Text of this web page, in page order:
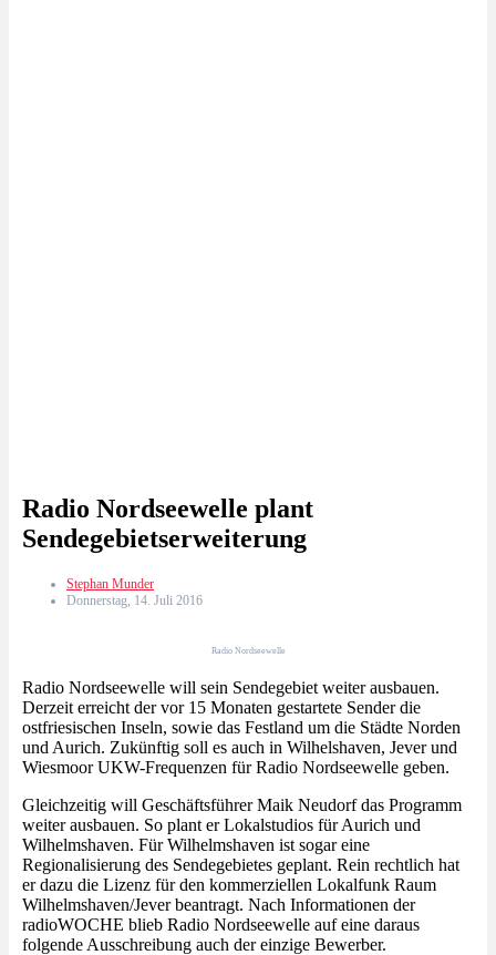
Radio Nordseewelle plant
Sendegebietserweiterung
Stephan Munder
Donnerstag, 14. Juli 2016
Radio Nordseewelle
Radio Nordseewelle will sein Sendegebiet weiter ausbauen.
Derzeit erreicht der vor 15 Monaten gestartete Sender die
ostfriesischen Inseln, sowie das Festland um die Städte Norden
und Aurich. Zukünftig soll es auch in Wilhelshaven, Jever und
Wiesmoor UKW-Frequenzen für Radio Nordseewelle geben.
Gleichzeitig will Geschäftsführer Maik Neudorf das Programm
weiter ausbauen. So plant er Lokalstudios für Aurich und
Wilhelmshaven. Für Wilhelmshaven ist sogar eine
Regionalisierung des Sendegebietes geplant. Rein rechtlich hat
er dazu die Lizenz für den kommerziellen Lokalfunk Raum
Wilhelmshaven/Jever beantragt. Nach Informationen der
radioWOCHE blieb Radio Nordseewelle auf eine daraus
folgende Ausschreibung auch der einzige Bewerber.